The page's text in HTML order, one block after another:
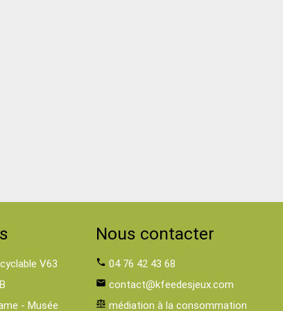
V63
- Musée
Nous contacter
phone 04 76 42 43 68
email contact@kfeedesjeux.com
balance médiation à la consommation